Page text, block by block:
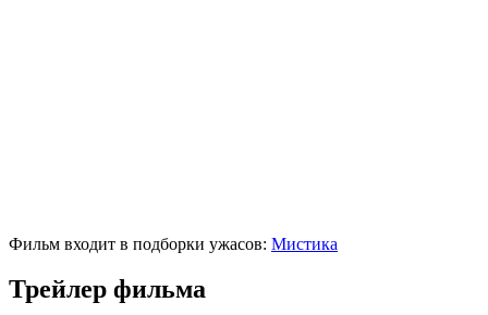
Фильм входит в подборки ужасов: Мистика
Трейлер фильма